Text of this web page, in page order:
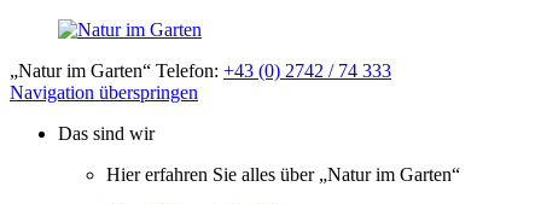
„Natur im Garten“ Telefon: +43 (0) 2742 / 74 333
Navigation überspringen
Das sind wir
Hier erfahren Sie alles über „Natur im Garten“